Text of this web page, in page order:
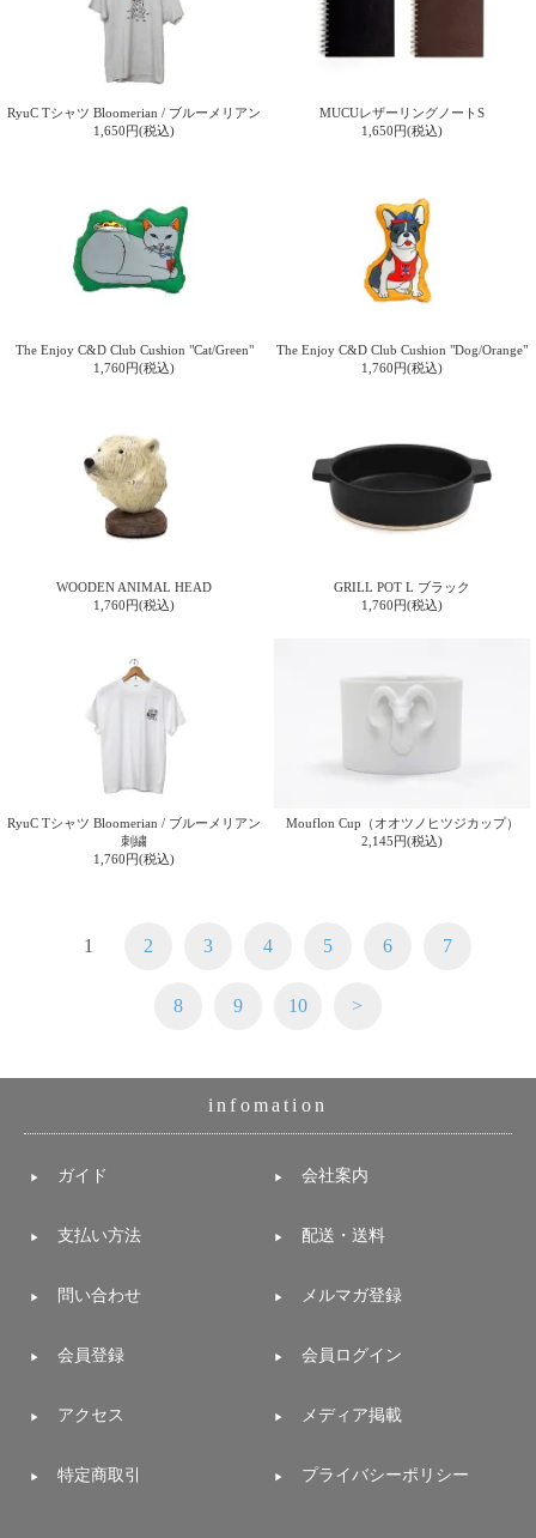
RyuC Tシャツ Bloomerian / ブルーメリアン
1,650円(税込)
MUCUレザーリングノートS
1,650円(税込)
The Enjoy C&D Club Cushion "Cat/Green"
1,760円(税込)
The Enjoy C&D Club Cushion "Dog/Orange"
1,760円(税込)
WOODEN ANIMAL HEAD
1,760円(税込)
GRILL POT L ブラック
1,760円(税込)
RyuC Tシャツ Bloomerian / ブルーメリアン
刺繍
1,760円(税込)
Mouflon Cup（オオツノヒツジカップ）
2,145円(税込)
1 2 3 4 5 6 7
8 9 10 >
infomation
ガイド 会社案内
支払い方法 配送・送料
問い合わせ メルマガ登録
会員登録 会員ログイン
アクセス メディア掲載
特定商取引 プライバシーポリシー